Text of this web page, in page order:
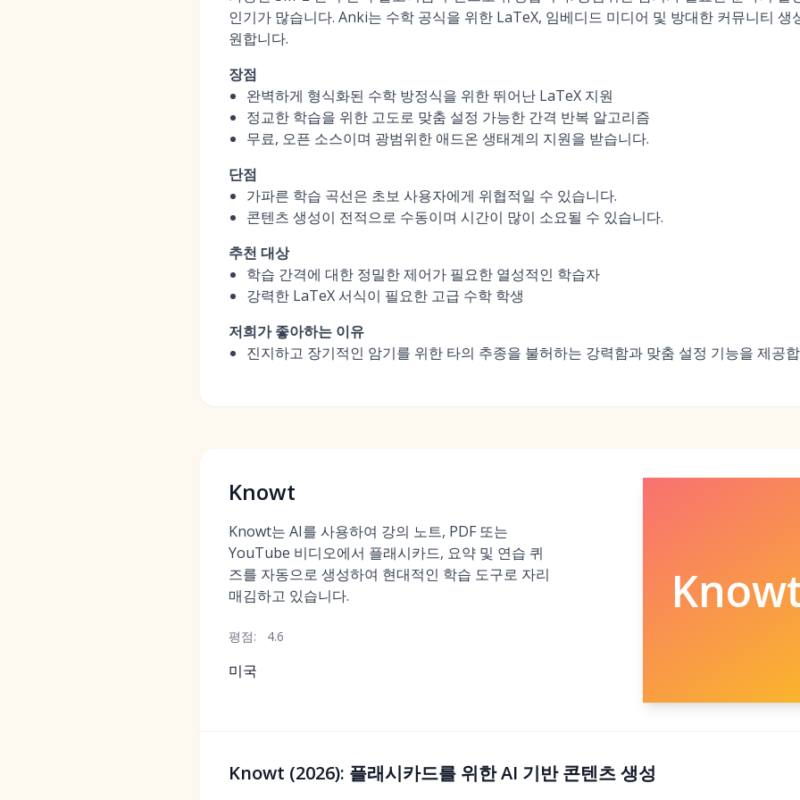
인기가 많습니다. Anki는 수학 공식을 위한 LaTeX, 임베디드 미디어 및 방대한 커뮤니티 생
원합니다.
장점
완벽하게 형식화된 수학 방정식을 위한 뛰어난 LaTeX 지원
정교한 학습을 위한 고도로 맞춤 설정 가능한 간격 반복 알고리즘
무료, 오픈 소스이며 광범위한 애드온 생태계의 지원을 받습니다.
단점
가파른 학습 곡선은 초보 사용자에게 위협적일 수 있습니다.
콘텐츠 생성이 전적으로 수동이며 시간이 많이 소요될 수 있습니다.
추천 대상
학습 간격에 대한 정밀한 제어가 필요한 열성적인 학습자
강력한 LaTeX 서식이 필요한 고급 수학 학생
저희가 좋아하는 이유
진지하고 장기적인 암기를 위한 타의 추종을 불허하는 강력함과 맞춤 설정 기능을 제공
Knowt
Knowt는 AI를 사용하여 강의 노트, PDF 또는
YouTube 비디오에서 플래시카드, 요약 및 연습 퀴
즈를 자동으로 생성하여 현대적인 학습 도구로 자리
매김하고 있습니다.
평점: 4.6
미국
Knowt (2026): 플래시카드를 위한 AI 기반 콘텐츠 생성